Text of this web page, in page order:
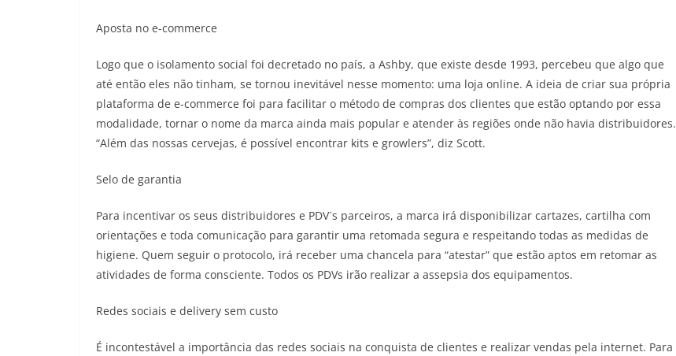
Aposta no e-commerce
Logo que o isolamento social foi decretado no país, a Ashby, que existe desde 1993, percebeu que algo que
até então eles não tinham, se tornou inevitável nesse momento: uma loja online. A ideia de criar sua própria
plataforma de e-commerce foi para facilitar o método de compras dos clientes que estão optando por essa
modalidade, tornar o nome da marca ainda mais popular e atender às regiões onde não havia distribuidores.
“Além das nossas cervejas, é possível encontrar kits e growlers”, diz Scott.
Selo de garantia
Para incentivar os seus distribuidores e PDV´s parceiros, a marca irá disponibilizar cartazes, cartilha com
orientações e toda comunicação para garantir uma retomada segura e respeitando todas as medidas de
higiene. Quem seguir o protocolo, irá receber uma chancela para “atestar” que estão aptos em retomar as
atividades de forma consciente. Todos os PDVs irão realizar a assepsia dos equipamentos.
Redes sociais e delivery sem custo
É incontestável a importância das redes sociais na conquista de clientes e realizar vendas pela internet. Para